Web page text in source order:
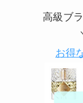
高級ブ
お得